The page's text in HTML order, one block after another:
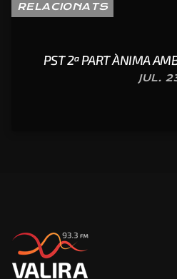
RELACIONATS
PST 2ª PART ÀNIMA
JUL.